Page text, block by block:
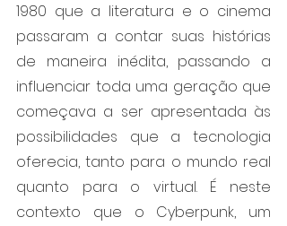
1980 que a literatura e o cinema
passaram a contar suas histórias
de maneira inédita, passando a
influenciar toda uma geração que
começava a ser apresentada às
possibilidades que a tecnologia
oferecia, tanto para o mundo real
quanto para o virtual. É neste
contexto que o Cyberpunk, um